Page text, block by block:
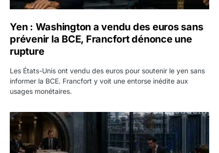
Yen : Washington a vendu des euros sans
prévenir la BCE, Francfort dénonce une
rupture
Les États-Unis ont vendu des euros pour soutenir le yen sans
informer la BCE. Francfort y voit une entorse inédite aux
usages monétaires.
Jane Street négocie le transfert de 11 milliards de